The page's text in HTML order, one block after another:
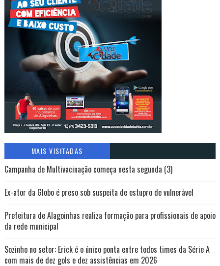
MAIS VISITADAS
Campanha de Multivacinação começa nesta segunda (3)
Ex-ator da Globo é preso sob suspeita de estupro de vulnerável
Prefeitura de Alagoinhas realiza formação para profissionais de apoio
da rede municipal
Sozinho no setor: Erick é o único ponta entre todos times da Série A
com mais de dez gols e dez assistências em 2026